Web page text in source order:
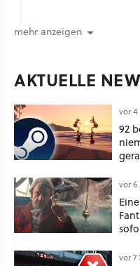
mehr anzeigen
AKTUELLE
vor
92
vor
vor 7